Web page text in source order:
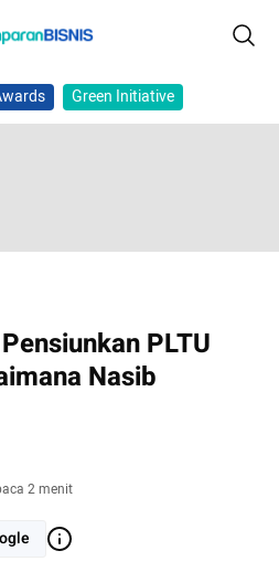
Green Initiative
PLTU
Nasib
2 menit